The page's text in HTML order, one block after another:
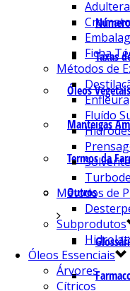
Taxas
Óleos Vegetais
Manteigas
Termos da
Outros
Ficha
Métodos de
Fluído
Métodos de
Subprodutos
Óleos Essenciais
Árvores
Cítricos